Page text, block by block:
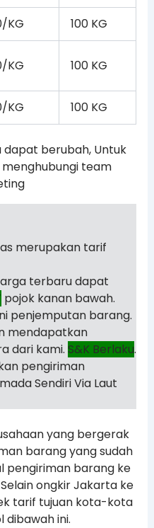
KG 100 KG
KG 100 KG
KG 100 KG
berubah, Untuk
team
merupakan tarif
terbaru dapat
pojok kanan bawah.
penjemputan barang.
mendapatkan
dari kami. S&K Berlaku.
pengiriman
Sendiri Via Laut
yang bergerak
barang yang sudah
pengiriman barang ke
ongkir Jakarta ke
tarif tujuan kota-kota
dibawah ini.